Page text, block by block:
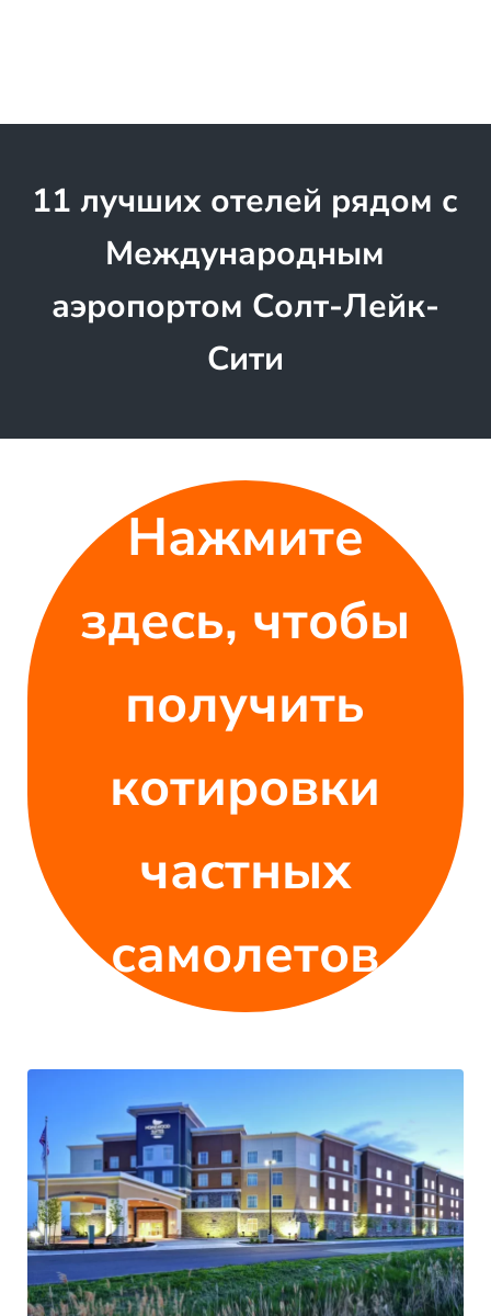
11 лучших отелей рядом с
Международным
аэропортом Солт-Лейк-
Сити
Нажмите
здесь, чтобы
получить
котировки
частных
самолетов